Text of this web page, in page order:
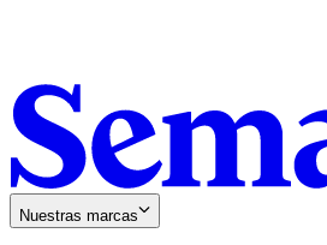
Nuestras marcas